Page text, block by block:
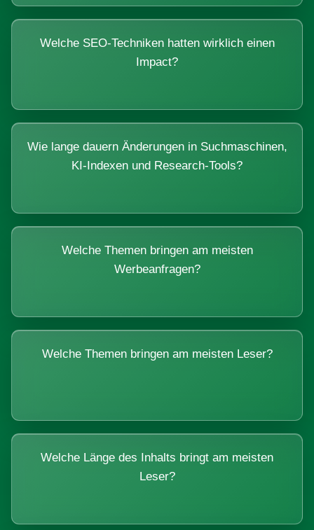
Welche SEO-Techniken hatten wirklich einen
Impact?
Wie lange dauern Änderungen in Suchmaschinen,
KI-Indexen und Research-Tools?
Welche Themen bringen am meisten
Werbeanfragen?
Welche Themen bringen am meisten Leser?
Welche Länge des Inhalts bringt am meisten
Leser?